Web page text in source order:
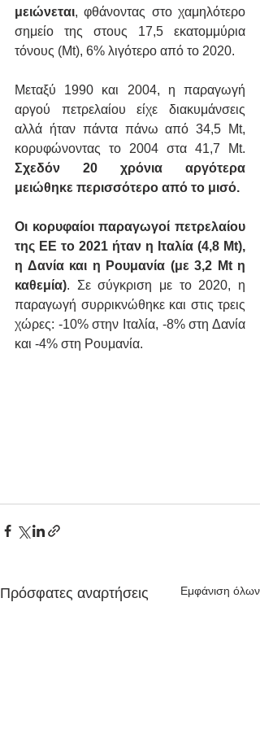
μειώνεται, φθάνοντας στο χαμηλότερο
σημείο της στους 17,5 εκατομμύρια
τόνους (Mt), 6% λιγότερο από το 2020.
Μεταξύ 1990 και 2004, η παραγωγή
αργού πετρελαίου είχε διακυμάνσεις
αλλά ήταν πάντα πάνω από 34,5 Mt,
Σχεδόν 20 χρόνια αργότερα
μειώθηκε περισσότερο από το μισό.
Οι κορυφαίοι παραγωγοί πετρελαίου
της ΕΕ το 2021 ήταν η Ιταλία (4,8 Mt),
η Δανία και η Ρουμανία (με 3,2 Mt η
καθεμία). Σε σύγκριση με το 2020, η
παραγωγή συρρικνώθηκε και στις τρεις
χώρες: -10% στην Ιταλία, -8% στη Δανία
και -4% στη Ρουμανία.
Πρόσφατες αναρτήσεις Εμφάνιση όλων